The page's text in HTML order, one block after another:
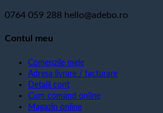
0764 059 288 hello@adebo.ro
Contul meu
Comenzile mele
Adresa livrare / facturare
Detalii cont
Cum comand online
Magazin online